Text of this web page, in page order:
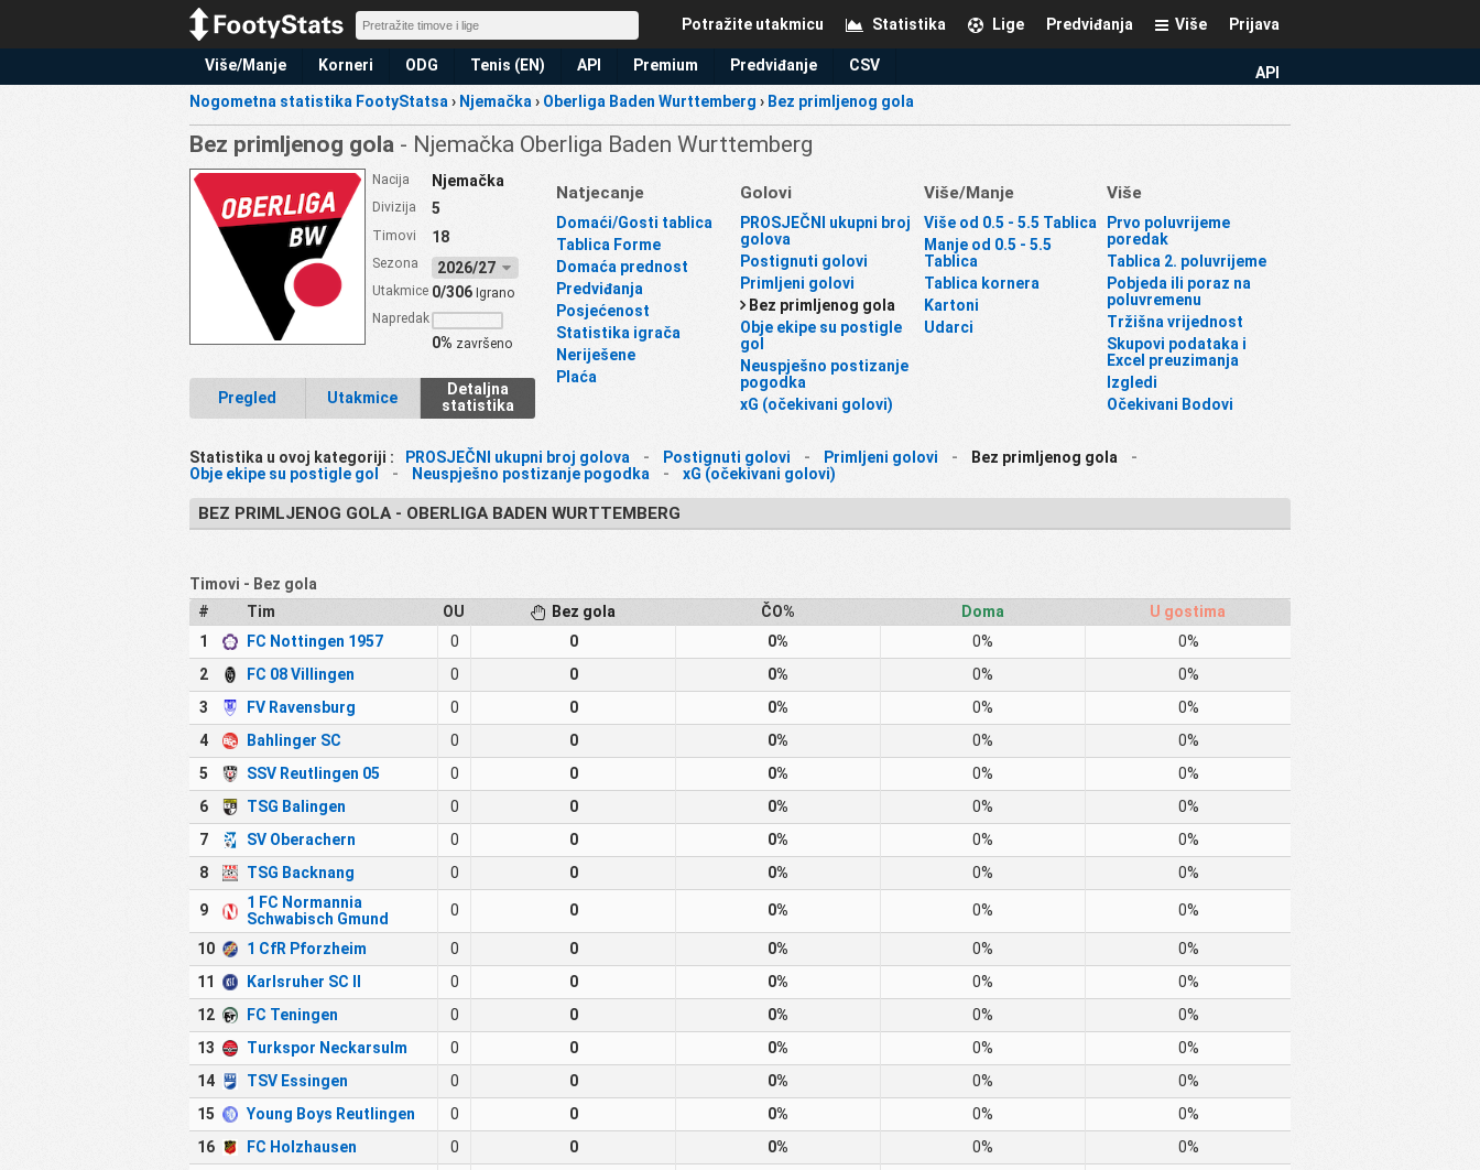
Prijava
Više
Predviđanja
Lige
Statistika
Potražite utakmicu
API
Više/Manje Korneri ODG Tenis (EN) API Premium Predviđanje CSV
Nogometna statistika FootyStatsa › Njemačka › Oberliga Baden Wurttemberg › Bez primljenog gola
Bez primljenog gola - Njemačka Oberliga Baden Wurttemberg
Nacija Njemačka
Divizija 5
Timovi 18
Sezona 2026/27
Utakmice 0/306Igrano
Napredak
0% završeno
Pregled Utakmice
Detaljna
statistika
Natjecanje
Domaći/Gosti tablica
Tablica Forme
Domaća prednost
Predviđanja
Posjećenost
Statistika igrača
Neriješene
Plaća
Golovi
PROSJEČNI ukupni broj
golova
Postignuti golovi
Primljeni golovi
Bez primljenog gola
Obje ekipe su postigle
gol
Neuspješno postizanje
pogodka
xG (očekivani golovi)
Više/Manje
Više od 0.5 - 5.5 Tablica
Manje od 0.5 - 5.5
Tablica
Tablica kornera
Kartoni
Udarci
Više
Prvo poluvrijeme
poredak
Tablica 2. poluvrijeme
Pobjeda ili poraz na
poluvremenu
Tržišna vrijednost
Skupovi podataka i
Excel preuzimanja
Izgledi
Očekivani Bodovi
Statistika u ovoj kategoriji : PROSJEČNI ukupni broj golova - Postignuti golovi - Primljeni golovi - Bez primljenog gola -
Obje ekipe su postigle gol - Neuspješno postizanje pogodka - xG (očekivani golovi)
BEZ PRIMLJENOG GOLA - OBERLIGA BADEN WURTTEMBERG
Timovi - Bez gola
#
Tim OU Bez gola ČO% Doma
U gostima
1
FC Nottingen 1957 0 0 0% 0%
0%
2
FC 08 Villingen 0 0 0% 0%
0%
3
FV Ravensburg 0 0 0% 0%
0%
4
Bahlinger SC 0 0 0% 0%
0%
5
SSV Reutlingen 05 0 0 0% 0%
0%
6
TSG Balingen 0 0 0% 0%
0%
7
SV Oberachern 0 0 0% 0%
0%
8
TSG Backnang 0 0 0% 0% 0%
9
1 FC Normannia
Schwabisch Gmund
0 0 0% 0% 0%
10 1 CfR Pforzheim 0 0 0% 0%
0%
11
Karlsruher SC II 0 0 0% 0%
0%
12
FC Teningen 0 0 0% 0%
0%
13
Turkspor Neckarsulm 0 0 0% 0%
0%
14
TSV Essingen 0 0 0% 0%
0%
15
Young Boys Reutlingen 0 0 0% 0%
0%
16
FC Holzhausen 0 0 0% 0%
0%